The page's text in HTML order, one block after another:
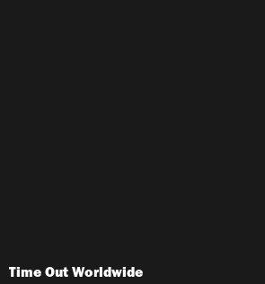
Time Out Worldwide